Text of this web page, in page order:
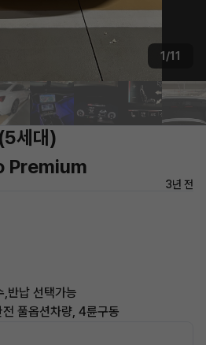
1/11
세대)
Premium
3년 전
반납 선택가능
풀옵션차량, 4륜구동